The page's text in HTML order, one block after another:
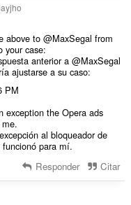
above to @MaxSegal from
your case:
anterior a @MaxSegal
ajustarse a su caso:
PM
exception the Opera ads
al bloqueador de
para mí.
Responder Citar